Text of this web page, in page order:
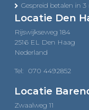
Gespreid betalen in
Locatie Den
Rijswijkseweg 184
2516 EL Den Haag
Nederland
Tel: 070 4492852
Locatie
Zwaalweg 11